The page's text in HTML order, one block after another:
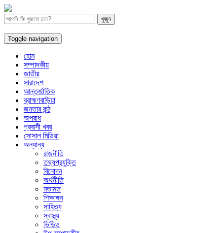
Toggle navigation
হোম
সম্পাদকীয়
জাতীয়
সারাদেশ
আন্তর্জাতিক
ব্রাহ্মণবাড়িয়া
জনতার কন্ঠ
অপরাধ
প্রবাসী খবর
সোসাল মিডিয়া
অন্যান্য
রাজনীতি
তথ্যপ্রযুক্তি
বিনোদন
অর্থনীতি
মতামত
শিক্ষাঙ্গন
সাহিত্য
স্বাস্থ্য
ভিডিও